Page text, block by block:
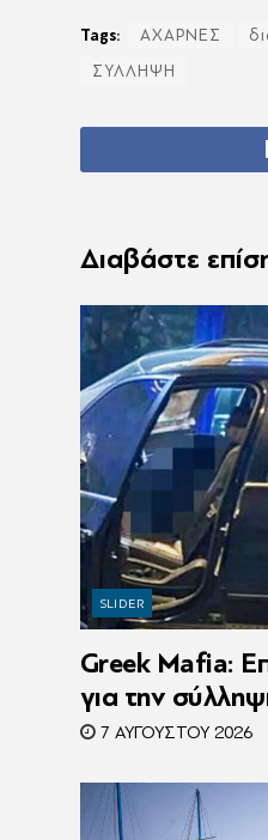
Tags: ΑΧΑΡΝΕΣ
ΣΥΛΛΗΨΗ
Διαβάστε
SLIDER
Greek Mafia:
για την
Ένας ακόμη
7 ΑΥΓΟΎΣΤΟΥ 2026